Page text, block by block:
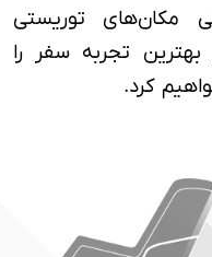
مکان‌های توریستی
تجربه سفر را
کرد.